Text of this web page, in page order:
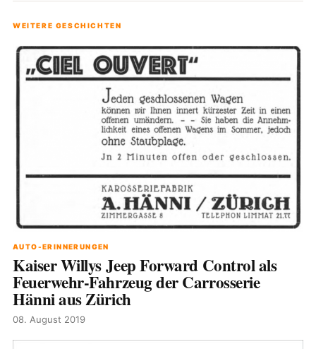
WEITERE GESCHICHTEN
AUTO-ERINNERUNGEN
Kaiser Willys Jeep Forward Control als
Feuerwehr-Fahrzeug der Carrosserie
Hänni aus Zürich
08. August 2019